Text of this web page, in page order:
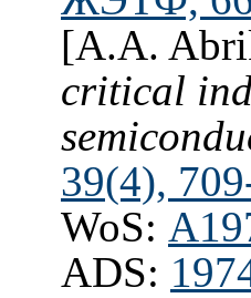
[A.A.
critical
39(4),
WoS:
ADS: